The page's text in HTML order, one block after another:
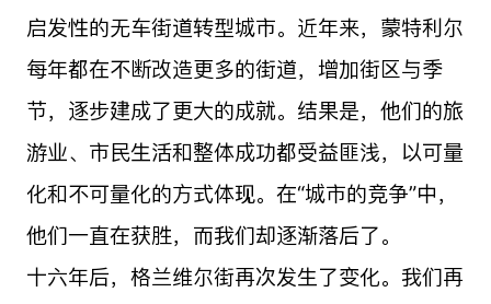
启发性的无车街道转型城市。近年来，蒙特利尔
每年都在不断改造更多的街道，增加街区与季
节，逐步建成了更大的成就。结果是，他们的旅
游业、市民生活和整体成功都受益匪浅，以可量
化和不可量化的方式体现。在“城市的竞争”中，
他们一直在获胜，而我们却逐渐落后了。
十六年后，格兰维尔街再次发生了变化。我们再